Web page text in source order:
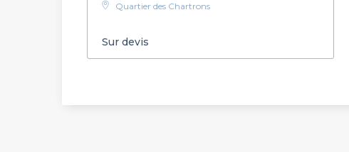
Quartier des Chartrons
Sur devis